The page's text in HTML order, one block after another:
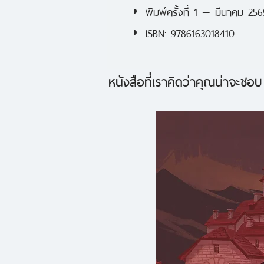
พิมพ์ครั้งที่ 1 — มีนาคม
ISBN: 9786163018410
หนังสือที่เราคิดว่าคุณน่าจะชอบ